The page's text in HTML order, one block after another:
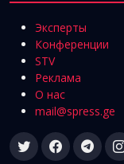
Эксперты
Конференции
STV
Реклама
О нас
mail@spress.ge